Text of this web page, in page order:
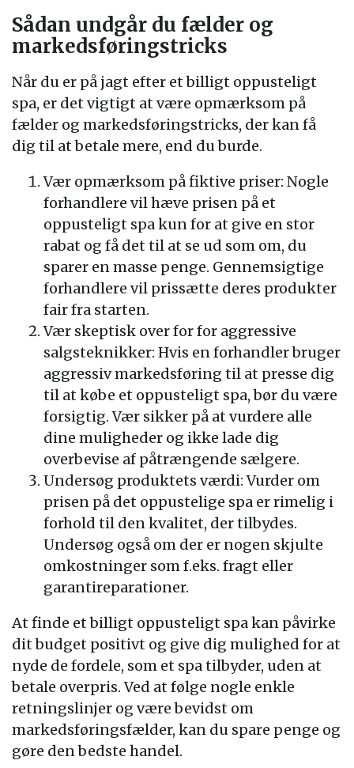
Sådan undgår du fælder og
markedsføringstricks
Når du er på jagt efter et billigt oppusteligt
spa, er det vigtigt at være opmærksom på
fælder og markedsføringstricks, der kan få
dig til at betale mere, end du burde.
Vær opmærksom på fiktive priser: Nogle
forhandlere vil hæve prisen på et
oppusteligt spa kun for at give en stor
rabat og få det til at se ud som om, du
sparer en masse penge. Gennemsigtige
forhandlere vil prissætte deres produkter
fair fra starten.
Vær skeptisk over for for aggressive
salgsteknikker: Hvis en forhandler bruger
aggressiv markedsføring til at presse dig
til at købe et oppusteligt spa, bør du være
forsigtig. Vær sikker på at vurdere alle
dine muligheder og ikke lade dig
overbevise af påtrængende sælgere.
Undersøg produktets værdi: Vurder om
prisen på det oppustelige spa er rimelig i
forhold til den kvalitet, der tilbydes.
Undersøg også om der er nogen skjulte
omkostninger som f.eks. fragt eller
garantireparationer.
At finde et billigt oppusteligt spa kan påvirke
dit budget positivt og give dig mulighed for at
nyde de fordele, som et spa tilbyder, uden at
betale overpris. Ved at følge nogle enkle
retningslinjer og være bevidst om
markedsføringsfælder, kan du spare penge og
gøre den bedste handel.